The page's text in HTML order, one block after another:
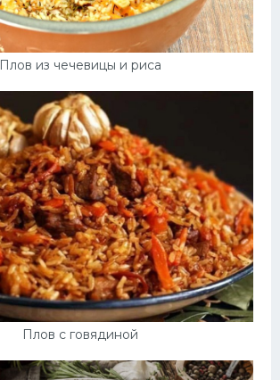
Плов из чечевицы и риса
Плов с говядиной